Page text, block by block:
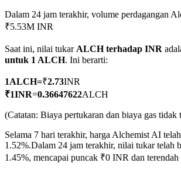
TradFi
USDC Berjangka
Dalam 24 jam terakhir, volume perdagangan
₹5.53M INR
Saat ini, nilai tukar ALCH terhadap INR
untuk 1 ALCH. Ini berarti:
1ALCH=₹2.73INR
₹1INR=0.36647622ALCH
(Catatan: Biaya pertukaran dan biaya gas tidak
Selama 7 hari terakhir, harga Alchemist AI
1.52%.Dalam 24 jam terakhir, nilai tukar telah
1.45%, mencapai puncak ₹0 INR dan